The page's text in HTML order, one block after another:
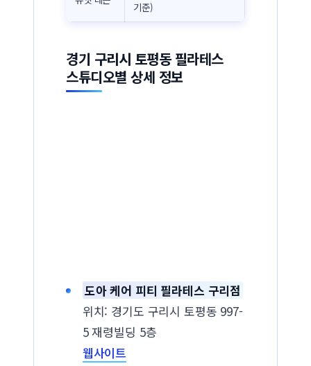
기준)
경기 구리시 토평동 필라테스
스튜디오별 상세 정보
도아 케어 피티 필라테스 구리점
위치: 경기도 구리시 토평동 997-
5 재령빌딩 5층
웹사이트